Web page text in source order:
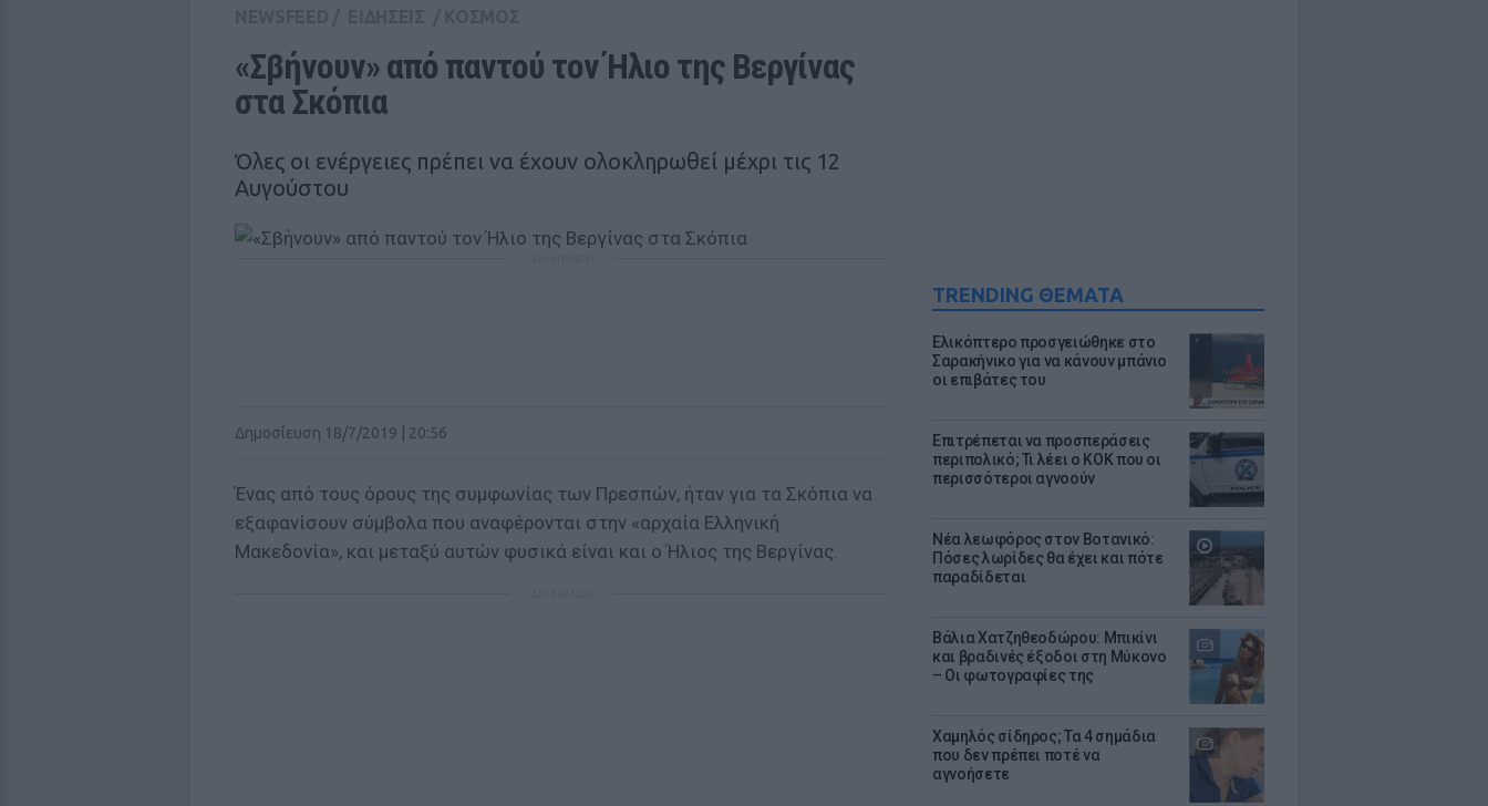
TRENDING ΘΕΜΑΤΑ
Ελικόπτερο προσγειώθηκε στο
Σαρακήνικο για να κάνουν μπάνιο
οι επιβάτες του
Επιτρέπεται να προσπεράσεις
περιπολικό; Τι λέει ο ΚΟΚ που οι
περισσότεροι αγνοούν
Νέα λεωφόρος στον Βοτανικό:
Πόσες λωρίδες θα έχει και πότε
παραδίδεται
Βάλια Χατζηθεοδώρου: Μπικίνι
και βραδινές έξοδοι στη Μύκονο
– Οι φωτογραφίες της
Χαμηλός σίδηρος; Τα 4 σημάδια
που δεν πρέπει ποτέ να
αγνοήσετε
«Σβήνουν» από παντού τον Ήλιο της Βεργίνας
στα Σκόπια
Όλες οι ενέργειες πρέπει να έχουν ολοκληρωθεί μέχρι τις 12
Αυγούστου
Δημοσίευση 18/7/2019 | 20:56
Ένας από τους όρους της συμφωνίας των Πρεσπών, ήταν για τα Σκόπια να
εξαφανίσουν σύμβολα που αναφέρονται στην «αρχαία Ελληνική
Μακεδονία», και μεταξύ αυτών φυσικά είναι και ο Ήλιος της Βεργίνας.